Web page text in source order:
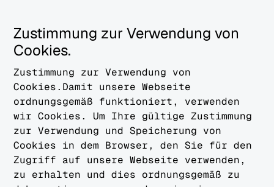
Zustimmung zur Verwendung von
Cookies.
Zustimmung zur Verwendung von
Cookies.Damit unsere Webseite
ordnungsgemäß funktioniert, verwenden
wir Cookies. Um Ihre gültige Zustimmung
zur Verwendung und Speicherung von
Cookies in dem Browser, den Sie für den
Zugriff auf unsere Webseite verwenden,
zu erhalten und dies ordnungsgemäß zu